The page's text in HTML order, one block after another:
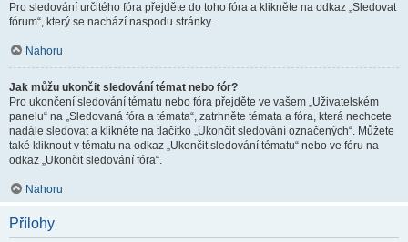
Pro sledování určitého fóra přejděte do toho fóra a klikněte na odkaz „Sledovat
fórum“, který se nachází naspodu stránky.
Nahoru
Jak můžu ukončit sledování témat nebo fór?
Pro ukončení sledování tématu nebo fóra přejděte ve vašem „Uživatelském
panelu“ na „Sledovaná fóra a témata“, zatrhněte témata a fóra, která nechcete
nadále sledovat a klikněte na tlačítko „Ukončit sledování označených“. Můžete
také kliknout v tématu na odkaz „Ukončit sledování tématu“ nebo ve fóru na
odkaz „Ukončit sledování fóra“.
Nahoru
Přílohy